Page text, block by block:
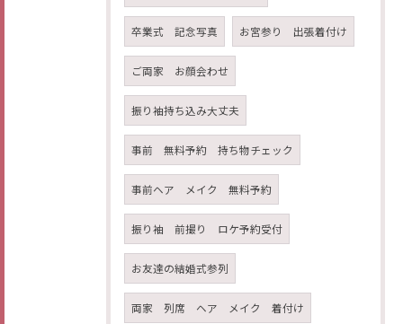
卒業式 記念写真 お宮参り 出張着付け
ご両家 お顔会わせ
振り袖持ち込み大丈夫
事前 無料予約 持ち物チェック
事前ヘア メイク 無料予約
振り袖 前撮り ロケ予約受付
お友達の結婚式参列
両家 列席 ヘア メイク 着付け